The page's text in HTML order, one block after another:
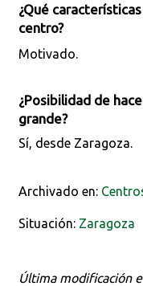
¿Qué
centro?
Motivado.
¿Posibilidad de
grande?
Sí, desde Zaragoza.
Archivado en:
Situación: Zaragoza
Última modificación